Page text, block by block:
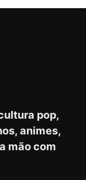
pop,
animes,
mão com